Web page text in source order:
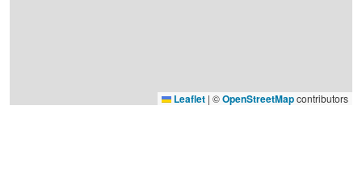
Leaflet | ©OpenStreetMapcontributors